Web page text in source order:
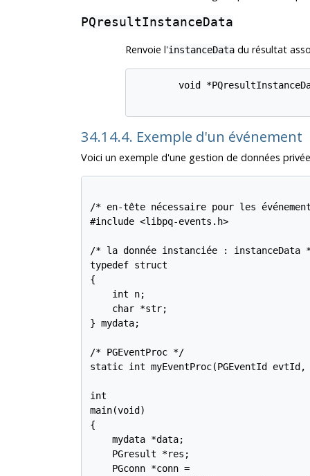
PQresultInstanceData
Renvoie l'instanceDatadu résultat
void
34.14.4. Exemple d'un événement
Voici un exemple d'une gestion de données
/* en-tête nécessaire pour les
#include <libpq-events.h>
/* la donnée instanciée : instanceData
typedef struct
{
    int n;
    char *str;
} mydata;
/* PGEventProc */
static int myEventProc(PGEventId
int
main(void)
{
    mydata *data;
    PGresult *res;
    PGconn *conn =